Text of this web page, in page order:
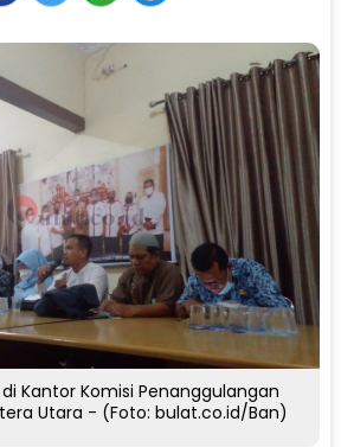
Kantor Komisi Penanggulangan
Utara - (Foto: bulat.co.id/Ban)